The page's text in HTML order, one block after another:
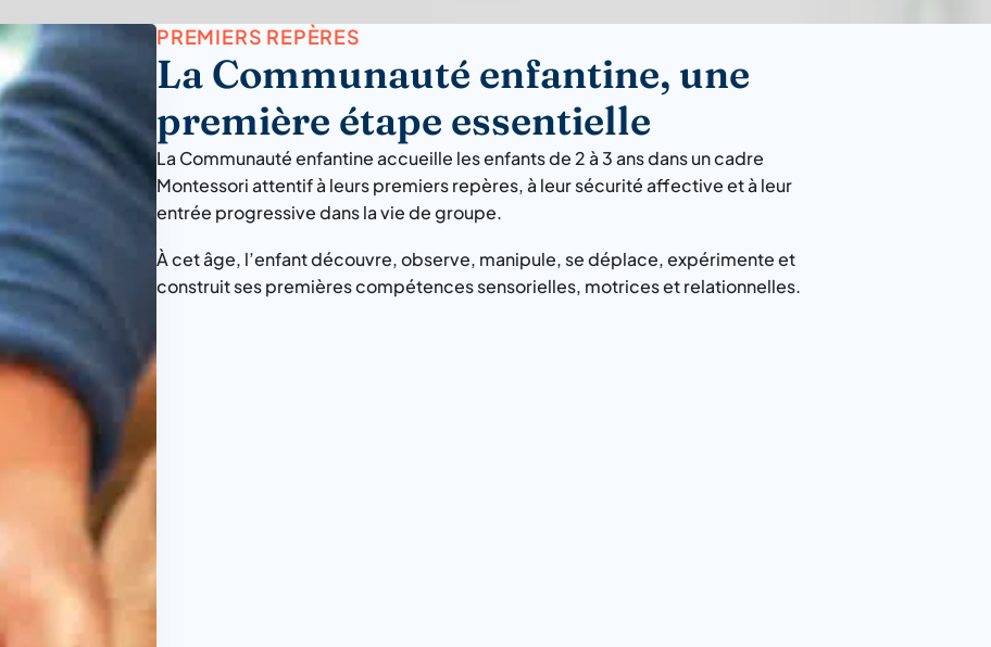
PREMIERS REPÈRES
La Communauté enfantine, une
première étape essentielle
La Communauté enfantine accueille les enfants de 2 à 3 ans dans un cadre
Montessori attentif à leurs premiers repères, à leur sécurité affective et à leur
entrée progressive dans la vie de groupe.
À cet âge, l’enfant découvre, observe, manipule, se déplace, expérimente et
construit ses premières compétences sensorielles, motrices et relationnelles.